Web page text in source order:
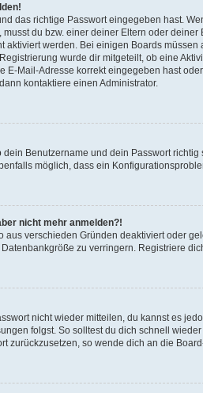
das richtige Passwort eingegeben hast.
du bzw. einer deiner Eltern oder
aktiviert werden. Bei einigen Boards
wurde dir mitgeteilt, ob eine
Mail-Adresse korrekt eingegeben hast
kontaktiere einen Administrator.
Benutzername und dein Passwort
möglich, dass ein
nicht mehr anmelden?!
aus verschieden Gründen deaktiviert oder
zu verringern. Registriere
nicht wieder mitteilen, du kannst es
folgst. So solltest du dich schnell
zurückzusetzen, so wende dich an die